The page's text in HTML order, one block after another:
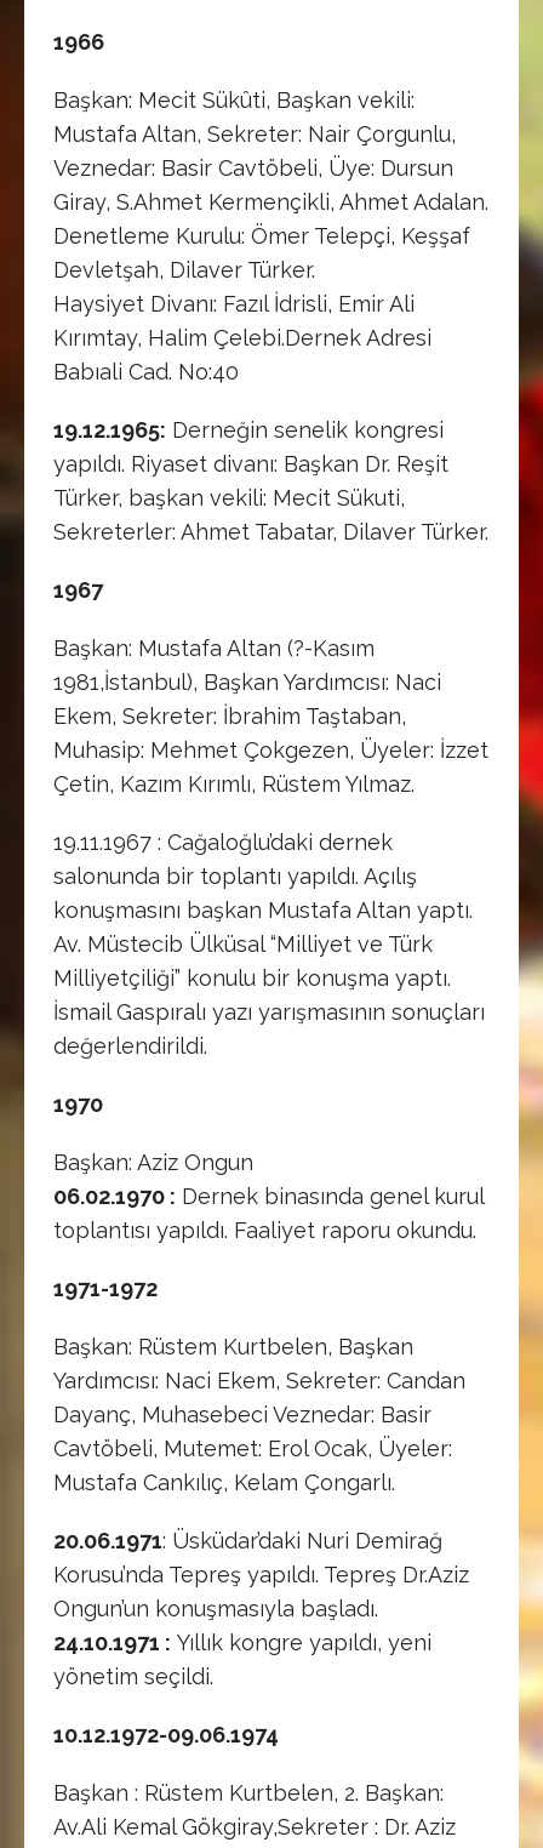
1966
Başkan: Mecit Sükûti, Başkan vekili:
Mustafa Altan, Sekreter: Nair Çorgunlu,
Veznedar: Basir Cavtöbeli, Üye: Dursun
Giray, S.Ahmet Kermençikli, Ahmet Adalan.
Denetleme Kurulu: Ömer Telepçi, Keşşaf
Devletşah, Dilaver Türker.
Haysiyet Divanı: Fazıl İdrisli, Emir Ali
Kırımtay, Halim Çelebi.Dernek Adresi
Babıali Cad. No:40
19.12.1965: Derneğin senelik kongresi
yapıldı. Riyaset divanı: Başkan Dr. Reşit
Türker, başkan vekili: Mecit Sükuti,
Sekreterler: Ahmet Tabatar, Dilaver Türker.
1967
Başkan: Mustafa Altan (?-Kasım
1981,İstanbul), Başkan Yardımcısı: Naci
Ekem, Sekreter: İbrahim Taştaban,
Muhasip: Mehmet Çokgezen, Üyeler: İzzet
Çetin, Kazım Kırımlı, Rüstem Yılmaz.
19.11.1967 : Cağaloğlu’daki dernek
salonunda bir toplantı yapıldı. Açılış
konuşmasını başkan Mustafa Altan yaptı.
Av. Müstecib Ülküsal “Milliyet ve Türk
Milliyetçiliği” konulu bir konuşma yaptı.
İsmail Gaspıralı yazı yarışmasının sonuçları
değerlendirildi.
1970
Başkan: Aziz Ongun
06.02.1970 : Dernek binasında genel kurul
toplantısı yapıldı. Faaliyet raporu okundu.
1971-1972
Başkan: Rüstem Kurtbelen, Başkan
Yardımcısı: Naci Ekem, Sekreter: Candan
Dayanç, Muhasebeci Veznedar: Basir
Cavtöbeli, Mutemet: Erol Ocak, Üyeler:
Mustafa Cankılıç, Kelam Çongarlı.
20.06.1971: Üsküdar’daki Nuri Demirağ
Korusu’nda Tepreş yapıldı. Tepreş Dr.Aziz
Ongun’un konuşmasıyla başladı.
24.10.1971 : Yıllık kongre yapıldı, yeni
yönetim seçildi.
10.12.1972-09.06.1974
Başkan : Rüstem Kurtbelen, 2. Başkan:
Av.Ali Kemal Gökgiray,Sekreter : Dr. Aziz